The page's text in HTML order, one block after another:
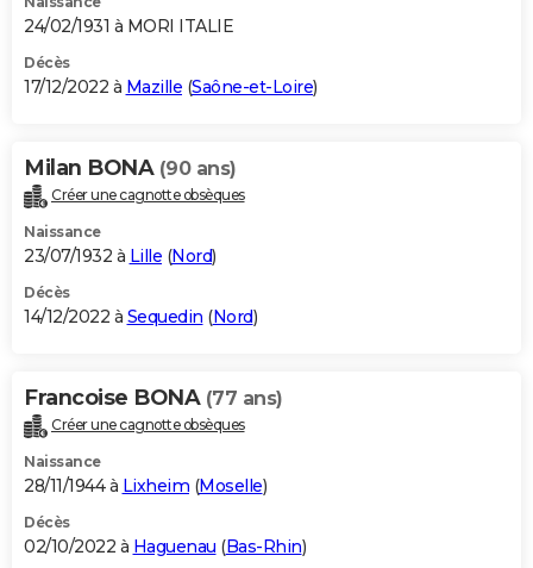
24/02/1931 à MORI ITALIE
Décès
17/12/2022 à Mazille (Saône-et-Loire)
Milan BONA (90 ans)
Créer une cagnotte obsèques
Naissance
23/07/1932 à Lille (Nord)
Décès
14/12/2022 à Sequedin (Nord)
Francoise BONA (77 ans)
Créer une cagnotte obsèques
Naissance
28/11/1944 à Lixheim (Moselle)
Décès
02/10/2022 à Haguenau (Bas-Rhin)